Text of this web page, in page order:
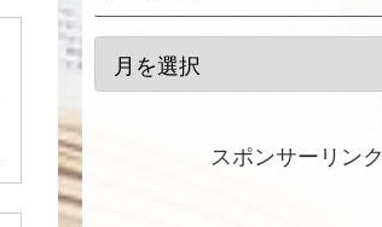
スポンサーリンク